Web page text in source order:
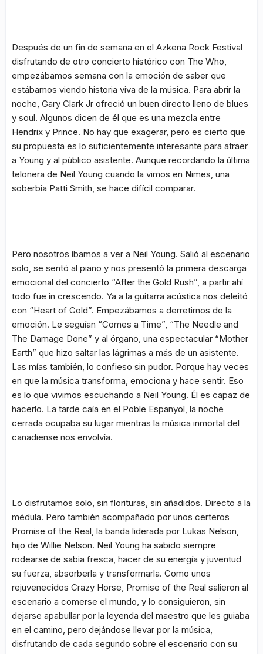
Después de un fin de semana en el Azkena Rock Festival
disfrutando de otro concierto histórico con The Who,
empezábamos semana con la emoción de saber que
estábamos viendo historia viva de la música. Para abrir la
noche, Gary Clark Jr ofreció un buen directo lleno de blues
y soul. Algunos dicen de él que es una mezcla entre
Hendrix y Prince. No hay que exagerar, pero es cierto que
su propuesta es lo suficientemente interesante para atraer
a Young y al público asistente. Aunque recordando la última
telonera de Neil Young cuando la vimos en Nimes, una
soberbia Patti Smith, se hace difícil comparar.
Pero nosotros íbamos a ver a Neil Young. Salió al escenario
solo, se sentó al piano y nos presentó la primera descarga
emocional del concierto “After the Gold Rush”, a partir ahí
todo fue in crescendo. Ya a la guitarra acústica nos deleitó
con “Heart of Gold”. Empezábamos a derretirnos de la
emoción. Le seguían “Comes a Time”, “The Needle and
The Damage Done” y al órgano, una espectacular “Mother
Earth” que hizo saltar las lágrimas a más de un asistente.
Las mías también, lo confieso sin pudor. Porque hay veces
en que la música transforma, emociona y hace sentir. Eso
es lo que vivimos escuchando a Neil Young. Él es capaz de
hacerlo. La tarde caía en el Poble Espanyol, la noche
cerrada ocupaba su lugar mientras la música inmortal del
canadiense nos envolvía.
Lo disfrutamos solo, sin florituras, sin añadidos. Directo a la
médula. Pero también acompañado por unos certeros
Promise of the Real, la banda liderada por Lukas Nelson,
hijo de Willie Nelson. Neil Young ha sabido siempre
rodearse de sabia fresca, hacer de su energía y juventud
su fuerza, absorberla y transformarla. Como unos
rejuvenecidos Crazy Horse, Promise of the Real salieron al
escenario a comerse el mundo, y lo consiguieron, sin
dejarse apabullar por la leyenda del maestro que les guiaba
en el camino, pero dejándose llevar por la música,
disfrutando de cada segundo sobre el escenario con su